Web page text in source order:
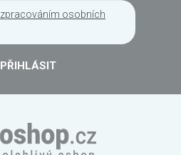
zpracováním osobních
PŘIHLÁSIT